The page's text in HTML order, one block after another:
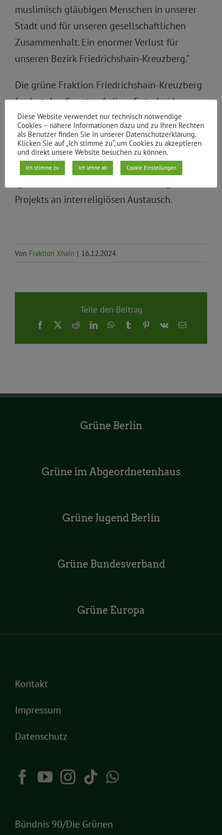
muslimisch gläubigen Menschen in unserer
Stadt und für unseren gesellschaftlichen
Zusammenhalt. Ein enormer Verlust für
unseren Bezirk Friedrichshain-Kreuzberg.“
Die grüne Fraktion Friedrichshain-Kreuzberg
fordert den Senat auf, diese Entscheidung zu
korrigieren und die notwendigen Mittel
freizugeben. Die vorgetragenen Gründe der
Senatorin, dass es im Sozialraum keine
ausreichenden Bedarfe an Kitaplätzen gäbe,
Projekts an interreligiösen Austausch.
Von Fraktion Xhain | 16.12.2024
Teile den Beitrag
Facebook
X RedditLinkedInWhatsApp
TumblrPinterest
Vk
E-
Grüne Berlin
Grüne im Abgeordnetenhaus
Grüne Jugend Berlin
Grüne Bundesverband
Grüne Europa
Kontakt
Impressum
Datenschutz
Bündnis 90/Die Grünen
Diese Website verwendet nur technisch notwendige
Cookies – nähere Informationen dazu und zu Ihren Rechten
als Benutzer finden Sie in unserer Datenschutzerklärung.
Klicken Sie auf „Ich stimme zu“, um Cookies zu akzeptieren
und direkt unsere Website besuchen zu können.
Ich stimme zu Ich lehne ab Cookie Einstellungen